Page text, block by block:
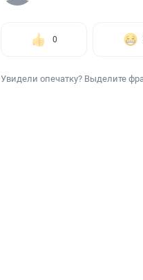
0
Увидели опечатку? Выделите